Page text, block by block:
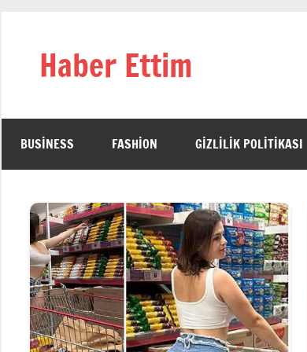
Haber Ettim
BUSINESS FASHION GIZLILIK POLITIKASI